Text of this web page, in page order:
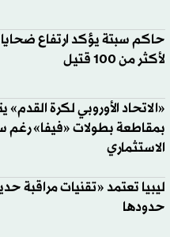
حاكم سبتة يؤكد ارتفاع
لأكثر من 100 قتيل
«الاتحاد الأوروبي لكرة
بمقاطعة بطولات «فيفا»
الاستثماري
ليبيا تعتمد «تقنيات مراقبة
حدودها